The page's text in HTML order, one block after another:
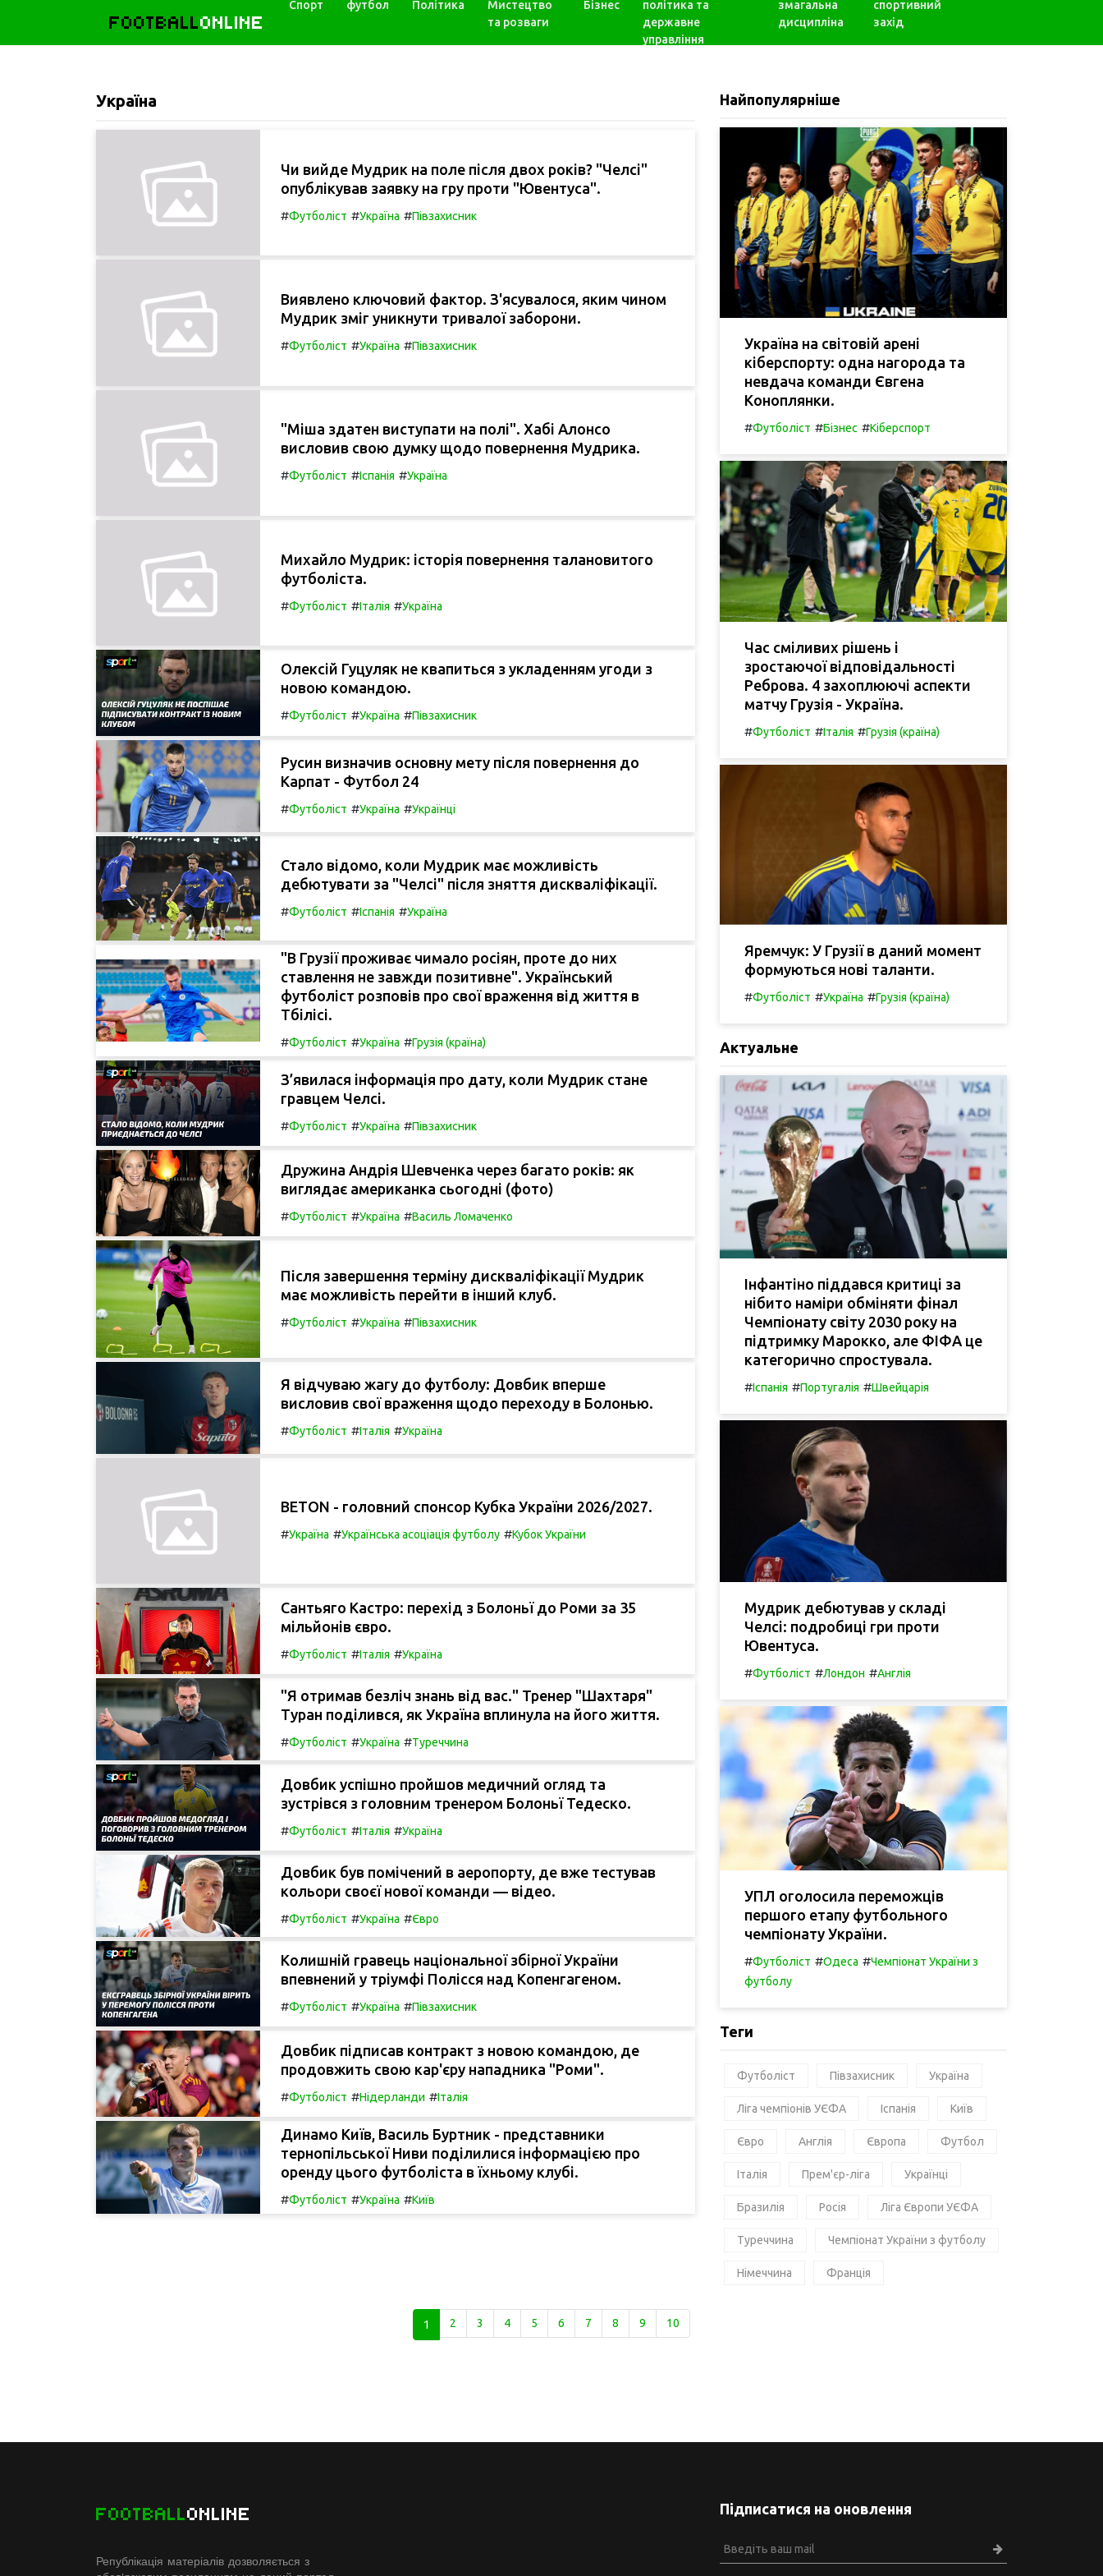
FOOTBALLONLINE
Спорт футбол Політика
Мистецтво
та розваги
Бізнес
політика та
державне
управління
змагальна
дисципліна
спортивний
захід
Україна
Чи вийде Мудрик на поле після двох років? "Челсі"
опублікував заявку на гру проти "Ювентуса".
#Футболіст #Україна #Півзахисник
Виявлено ключовий фактор. З'ясувалося, яким чином
Мудрик зміг уникнути тривалої заборони.
#Футболіст #Україна #Півзахисник
"Міша здатен виступати на полі". Хабі Алонсо
висловив свою думку щодо повернення Мудрика.
#Футболіст #Іспанія #Україна
Михайло Мудрик: історія повернення талановитого
футболіста.
#Футболіст #Італія #Україна
Олексій Гуцуляк не квапиться з укладенням угоди з
новою командою.
#Футболіст #Україна #Півзахисник
Русин визначив основну мету після повернення до
Карпат - Футбол 24
#Футболіст #Україна #Українці
Стало відомо, коли Мудрик має можливість
дебютувати за "Челсі" після зняття дискваліфікації.
#Футболіст #Іспанія #Україна
"В Грузії проживає чимало росіян, проте до них
ставлення не завжди позитивне". Український
футболіст розповів про свої враження від життя в
Тбілісі.
#Футболіст #Україна #Грузія (країна)
З’явилася інформація про дату, коли Мудрик стане
гравцем Челсі.
#Футболіст #Україна #Півзахисник
Дружина Андрія Шевченка через багато років: як
виглядає американка сьогодні (фото)
#Футболіст #Україна #Василь Ломаченко
Після завершення терміну дискваліфікації Мудрик
має можливість перейти в інший клуб.
#Футболіст #Україна #Півзахисник
Я відчуваю жагу до футболу: Довбик вперше
висловив свої враження щодо переходу в Болонью.
#Футболіст #Італія #Україна
BETON - головний спонсор Кубка України 2026/2027.
#Україна #Українська асоціація футболу #Кубок України
Сантьяго Кастро: перехід з Болоньї до Роми за 35
мільйонів євро.
#Футболіст #Італія #Україна
"Я отримав безліч знань від вас." Тренер "Шахтаря"
Туран поділився, як Україна вплинула на його життя.
#Футболіст #Україна #Туреччина
Довбик успішно пройшов медичний огляд та
зустрівся з головним тренером Болоньї Тедеско.
#Футболіст #Італія #Україна
Довбик був помічений в аеропорту, де вже тестував
кольори своєї нової команди — відео.
#Футболіст #Україна #Євро
Колишній гравець національної збірної України
впевнений у тріумфі Полісся над Копенгагеном.
#Футболіст #Україна #Півзахисник
Довбик підписав контракт з новою командою, де
продовжить свою кар'єру нападника "Роми".
#Футболіст #Нідерланди #Італія
Динамо Київ, Василь Буртник - представники
тернопільської Ниви поділилися інформацією про
оренду цього футболіста в їхньому клубі.
#Футболіст #Україна #Київ
Найпопулярніше
Україна на світовій арені
кіберспорту: одна нагорода та
невдача команди Євгена
Коноплянки.
#Футболіст #Бізнес #Кіберспорт
Час сміливих рішень і
зростаючої відповідальності
Реброва. 4 захоплюючі аспекти
матчу Грузія - Україна.
#Футболіст #Італія #Грузія (країна)
Яремчук: У Грузії в даний момент
формуються нові таланти.
#Футболіст #Україна #Грузія (країна)
Актуальне
Інфантіно піддався критиці за
нібито наміри обміняти фінал
Чемпіонату світу 2030 року на
підтримку Марокко, але ФІФА це
категорично спростувала.
#Іспанія #Португалія #Швейцарія
Мудрик дебютував у складі
Челсі: подробиці гри проти
Ювентуса.
#Футболіст #Лондон #Англія
УПЛ оголосила переможців
першого етапу футбольного
чемпіонату України.
#Футболіст #Одеса #Чемпіонат України з
футболу
Теги
Футболіст Півзахисник Україна
Ліга чемпіонів УЄФА Іспанія Київ
Євро Англія Європа Футбол
Італія Прем'єр-ліга Українці
Бразилія Росія Ліга Європи УЄФА
Туреччина Чемпіонат України з футболу
Німеччина Франція
1 2 3 4 5 6 7 8 9 10
FOOTBALLONLINE
Републікація матеріалів дозволяється з
Підписатися на оновлення